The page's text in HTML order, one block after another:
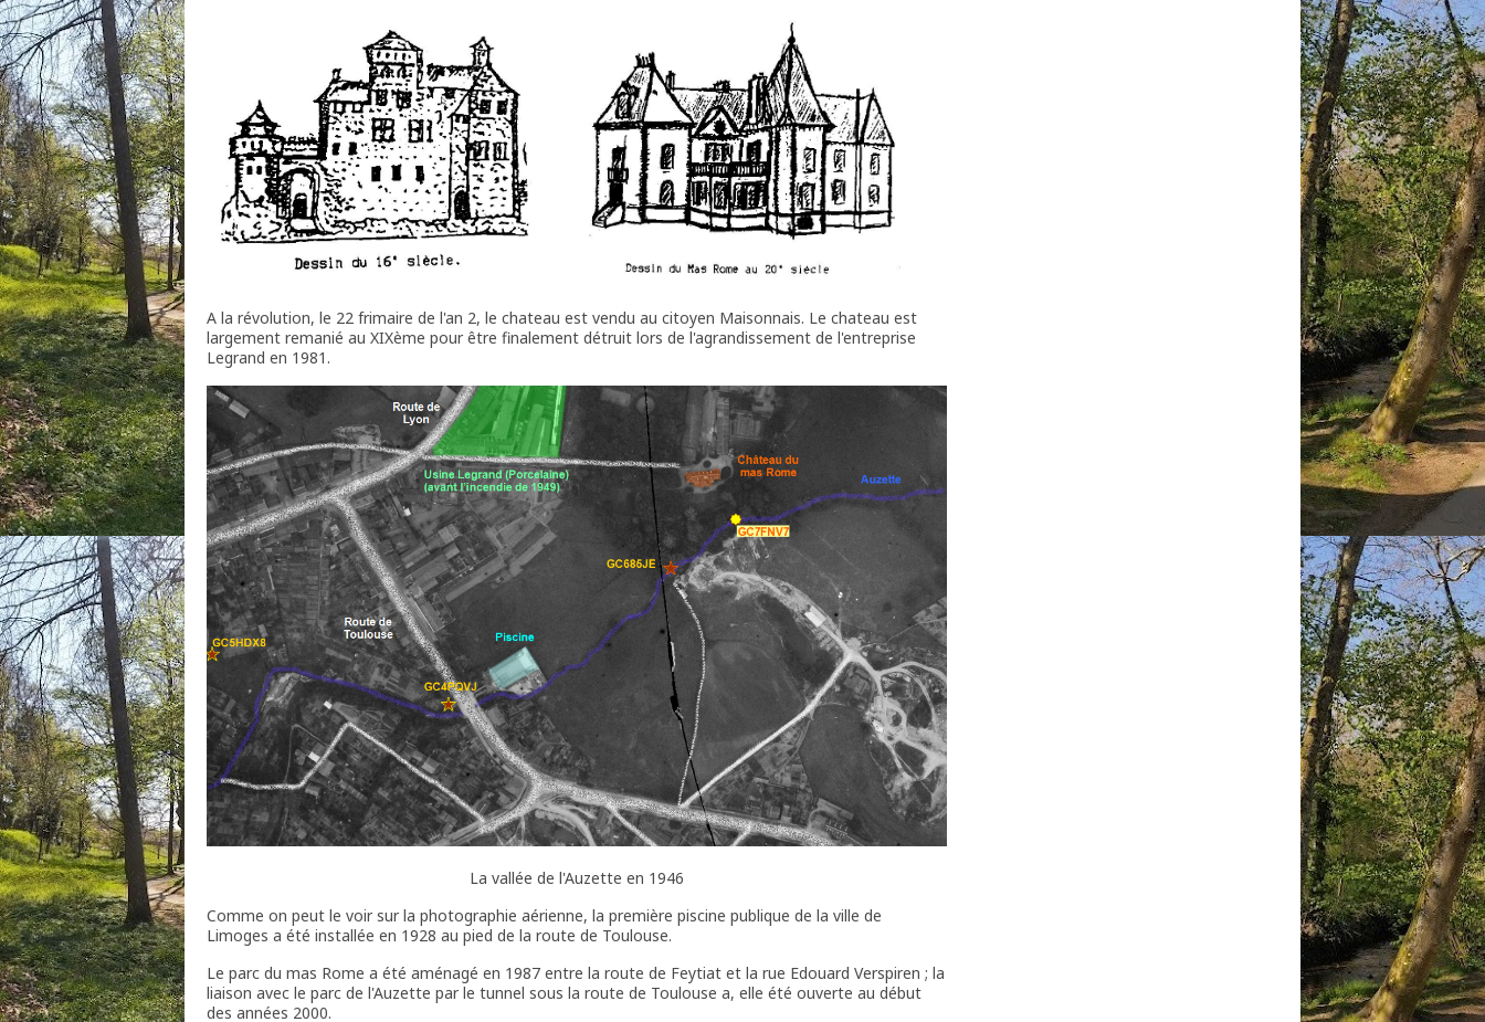
A la révolution, le 22 frimaire de l'an 2, le chateau est vendu au citoyen Maisonnais. Le chateau est
largement remanié au XIXème pour être finalement détruit lors de l'agrandissement de l'entreprise
Legrand en 1981.
La vallée de l'Auzette en 1946
Comme on peut le voir sur la photographie aérienne, la première piscine publique de la ville de
Limoges a été installée en 1928 au pied de la route de Toulouse.
Le parc du mas Rome a été aménagé en 1987 entre la route de Feytiat et la rue Edouard Verspiren ; la
liaison avec le parc de l'Auzette par le tunnel sous la route de Toulouse a, elle été ouverte au début
des années 2000.